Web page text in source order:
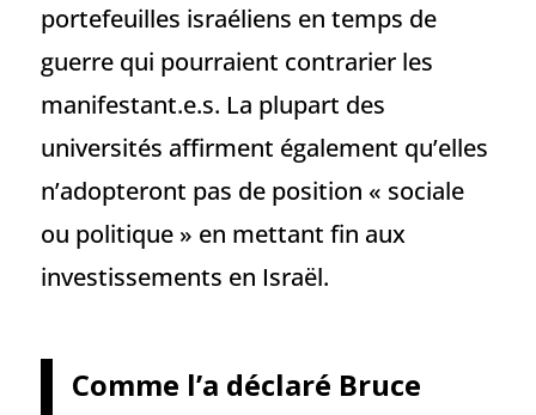
portefeuilles israéliens en temps de
guerre qui pourraient contrarier les
manifestant.e.s. La plupart des
universités affirment également qu’elles
n’adopteront pas de position « sociale
ou politique » en mettant fin aux
investissements en Israël.
Comme l’a déclaré Bruce